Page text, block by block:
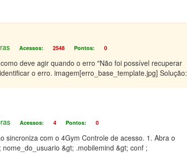
Acessos: 2548 Pontos: 0
deve agir quando o erro "Não foi possível recuperar
o erro. imagem[erro_base_template.jpg] Solução:
Acessos: 4 Pontos: 0
sincroniza com o 4Gym Controle de acesso. 1. Abra o
&gt; .mobilemind &gt; conf ;